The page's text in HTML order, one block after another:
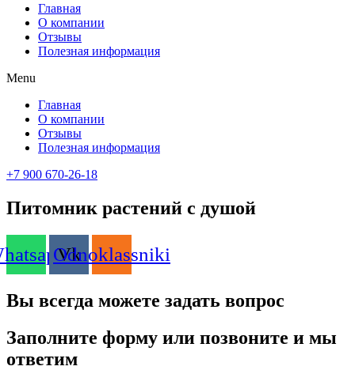
Главная
О компании
Отзывы
Полезная информация
Menu
Главная
О компании
Отзывы
Полезная информация
+7 900 670-26-18
Питомник растений с душой
Vk
Odnoklassniki
Вы всегда можете задать вопрос
Заполните форму или позвоните и мы
ответим